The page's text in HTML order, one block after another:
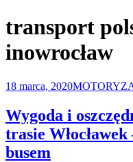
Tag
:
transport
inowrocław
Posted
18 marca, 2020
Wygoda i
trasie
busem